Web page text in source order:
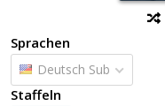
Sprachen
Deutsch Sub
Staffeln